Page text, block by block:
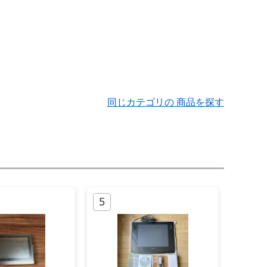
同じカテゴリの 商品を探す